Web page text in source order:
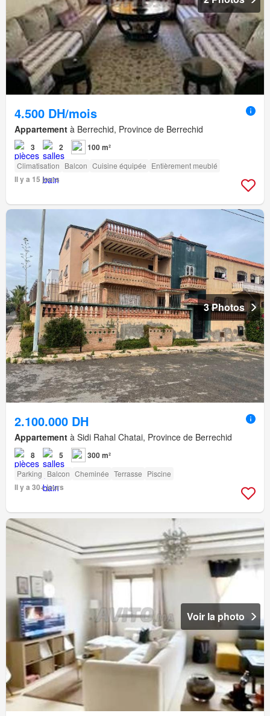
4.500 DH/mois
Appartement à Berrechid, Province de Berrechid
3 2 100 m²
Climatisation Balcon Cuisine équipée Entièrement meublé
Il y a 15 jours
3 Photos
2.100.000 DH
Appartement à Sidi Rahal Chatai, Province de Berrechid
8 5 300 m²
Parking Balcon Cheminée Terrasse Piscine
Il y a 30+ jours
Voir la photo